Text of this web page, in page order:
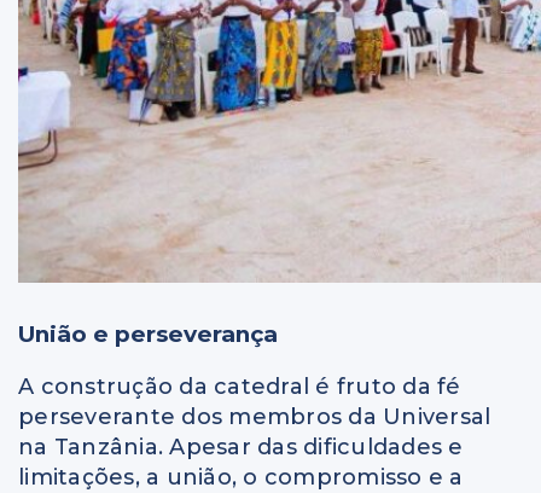
União e perseverança
A construção da catedral é fruto da fé
perseverante dos membros da Universal
na Tanzânia. Apesar das dificuldades e
limitações, a união, o compromisso e a